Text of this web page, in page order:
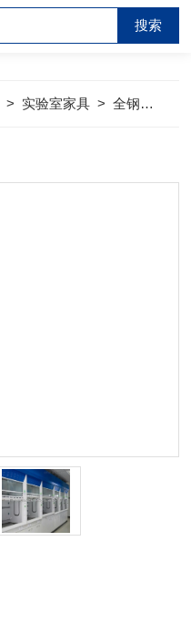
> 实验室家具 >全钢通风柜